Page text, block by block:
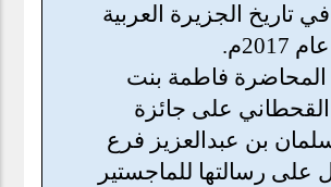
في تاريخ الجزيرة العربية
فاطمة بنت
على جائزة
سلمان بن عبدالعزيز فرع
على رسالتها للماجستير